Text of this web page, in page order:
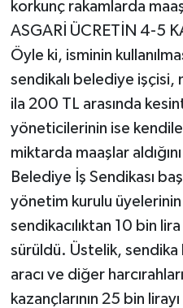
korkunç rakamlarda
ASGARİ ÜCRETİN 4-5
Öyle ki, isminin
sendikalı belediye işçisi,
ila 200 TL arasında
yöneticilerinin ise
miktarda maaşlar
Belediye İş Sendikası
yönetim kurulu
sendikacılıktan 10 bin lira
sürüldü. Üstelik, sendika
aracı ve diğer
kazançlarının 25 bin